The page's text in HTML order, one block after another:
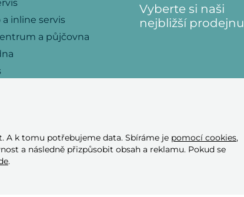
a inline servis
a půjčovna
Vyberte si naši
nejbližší prodejnu
Přijímáme tyto
A k tomu potřebujeme data. Sbíráme je pomocí cookies,
a následně přizpůsobit obsah a reklamu. Pokud se
.